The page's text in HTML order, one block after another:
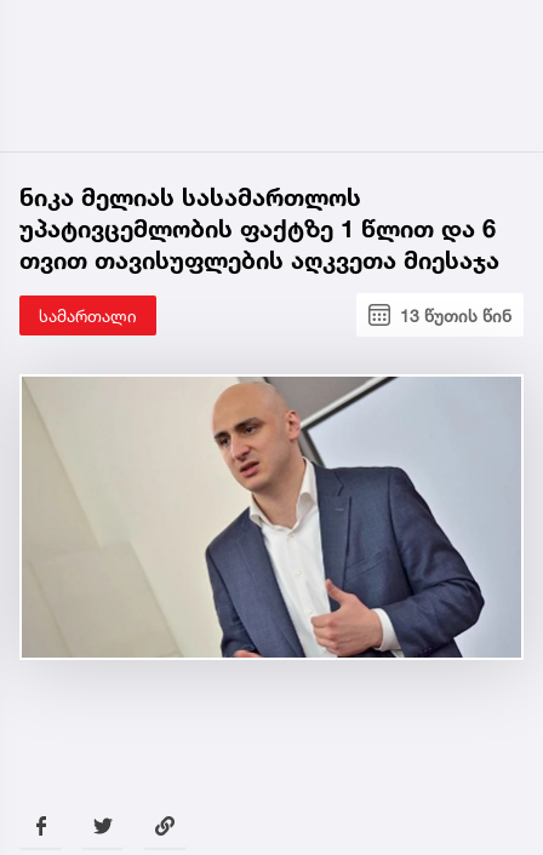
ნიკა მელიას სასამართლოს
უპატივცემლობის ფაქტზე 1 წლით და 6
თვით თავისუფლების აღკვეთა მიესაჯა
სამართალი 13 წუთის წინ